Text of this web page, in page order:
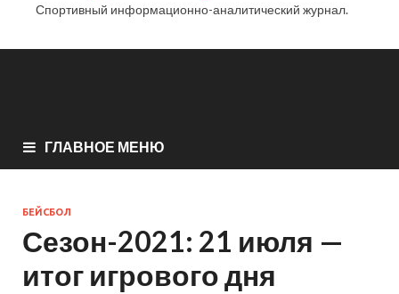
Спортивный информационно-аналитический журнал.
ГЛАВНОЕ МЕНЮ
БЕЙСБОЛ
Сезон-2021: 21 июля —
итог игрового дня